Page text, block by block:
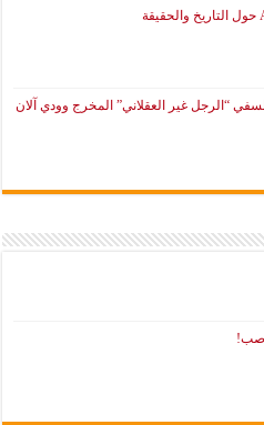
“الرجل غير العقلاني” المخرج وودي آلان